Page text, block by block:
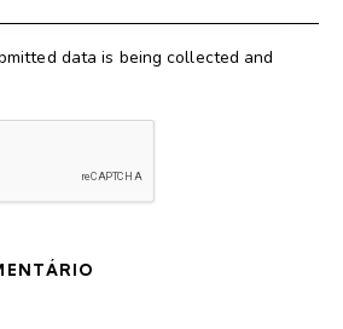
data is being collected and